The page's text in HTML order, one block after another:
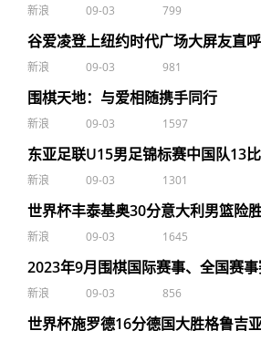
新浪 09-03 799
谷爱凌登上纽约时代广场大屏友直呼
新浪 09-03 981
围棋天地：与爱相随携手同行
新浪 09-03 1597
东亚足联U15男足锦标赛中国队13
新浪 09-03 1301
世界杯丰泰基奥30分意大利男篮险
新浪 09-03 1645
2023年9月围棋国际赛事、全国赛
新浪 09-03 856
世界杯施罗德16分德国大胜格鲁吉